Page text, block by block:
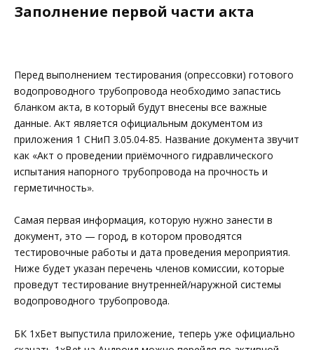
Заполнение первой части акта
Перед выполнением тестирования (опрессовки) готового
водопроводного трубопровода необходимо запастись
бланком акта, в который будут внесены все важные
данные. Акт является официальным документом из
приложения 1 СНиП 3.05.04-85. Название документа звучит
как «Акт о проведении приёмочного гидравлического
испытания напорного трубопровода на прочность и
герметичность».
Самая первая информация, которую нужно занести в
документ, это — город, в котором проводятся
тестировочные работы и дата проведения мероприятия.
Ниже будет указан перечень членов комиссии, которые
проведут тестирование внутренней/наружной системы
водопроводного трубопровода.
БК 1хБет выпустила приложение, теперь уже официально